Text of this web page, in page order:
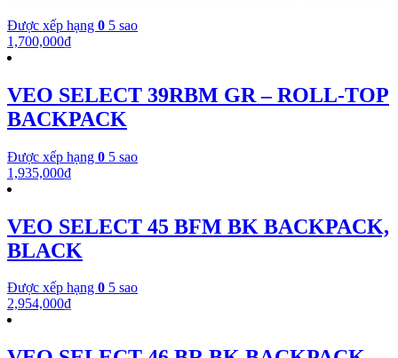
Được xếp hạng 0 5 sao
1,700,000₫
VEO SELECT 39RBM GR – ROLL-TOP
BACKPACK
Được xếp hạng 0 5 sao
1,935,000₫
VEO SELECT 45 BFM BK BACKPACK,
BLACK
Được xếp hạng 0 5 sao
2,954,000₫